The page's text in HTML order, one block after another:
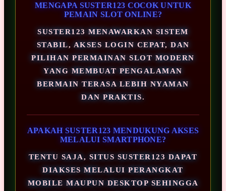
MENGAPA SUSTER123 COCOK UNTUK
PEMAIN SLOT ONLINE?
SUSTER123 MENAWARKAN SISTEM
STABIL, AKSES LOGIN CEPAT, DAN
PILIHAN PERMAINAN SLOT MODERN
YANG MEMBUAT PENGALAMAN
BERMAIN TERASA LEBIH NYAMAN
DAN PRAKTIS.
APAKAH SUSTER123 MENDUKUNG AKSES
MELALUI SMARTPHONE?
TENTU SAJA, SITUS SUSTER123 DAPAT
DIAKSES MELALUI PERANGKAT
MOBILE MAUPUN DESKTOP SEHINGGA